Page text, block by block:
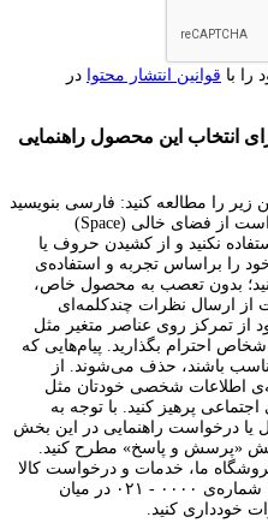
را با قوانین انتشار محتوا در
انتخاب این محصول راهنمایی
زیر را مطالعه کنید: فارسی بنویسید
و از کیبورد فارسی استفاده کنید. بهتر است از فضای خالی (Space)
نکنید و از کشیدن حروف یا
را براساس تجربه و استفاده‌ی
بدون تعصب به محصول خاص،
از ارسال نظرات چندکلمه‌‌ای
از تمرکز روی عناصر متغیر مثل
احترام بگذارید. پیام‌هایی که
باشند، حذف می‌شوند. از
اطلاعات شخصی خودتان مثل
پرهیز کنید. با توجه به
درخواست راهنمایی در این بخش
«پرسش و پاسخ» مطرح کنید.
ما، خدمات و درخواست کالا
را با ایمیل info@yourdomain.com یا با شماره‌ی ۰۰۰۰ - ۰۲۱ در میان
خودداری کنید.